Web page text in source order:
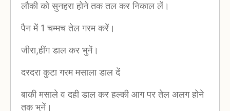
लौकी को सुनहरा होने तक तल कर निकाल लें।
पैन में 1 चम्मच तेल गरम करें।
जीरा,हींग डाल कर भुनें।
दरदरा कुटा गरम मसाला डाल दें
बाकी मसाले व दही डाल कर हल्की आग पर तेल अलग होने
तक भुनें।